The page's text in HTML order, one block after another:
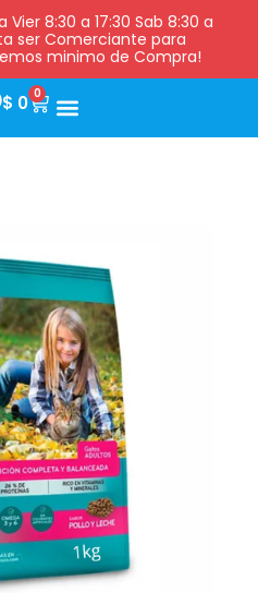
Vier 8:30 a 17:30 Sab 8:30 a
ser Comerciante para
minimo de Compra!
$ 0 0